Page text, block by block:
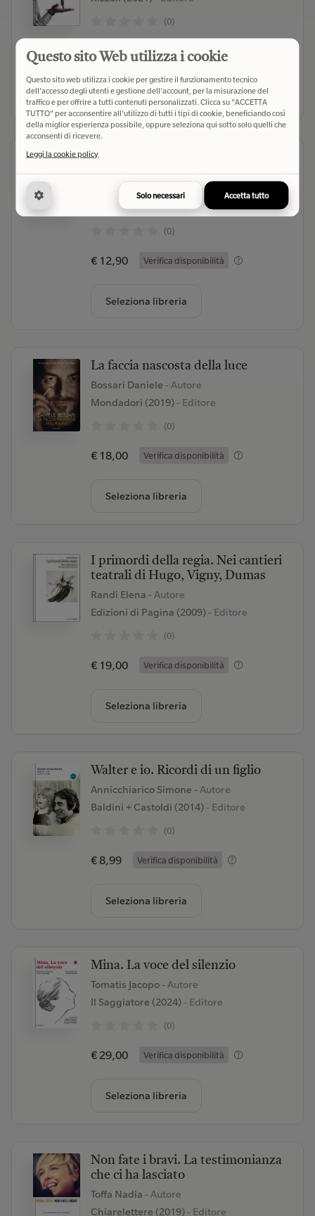
(0)
€ 13,50 Verifica disponibilità
Seleziona libreria
Dove finiscono le parole. Storia
Delogu Andrea
- Autore
Rai Libri (2024)- Editore
(0)
€ 12,90 Verifica disponibilità
Seleziona libreria
La faccia nascosta della luce
Bossari Daniele - Autore
Mondadori (2019)- Editore
(0)
€ 18,00 Verifica disponibilità
Seleziona libreria
I primordi della regia. Nei cantieri
teatrali di Hugo, Vigny, Dumas
Randi Elena - Autore
Edizioni di Pagina (2009)- Editore
(0)
€ 19,00 Verifica disponibilità
Seleziona libreria
Walter e io. Ricordi di un figlio
Annicchiarico Simone - Autore
Baldini + Castoldi (2014)- Editore
(0)
€ 8,99 Verifica disponibilità
Seleziona libreria
Mina. La voce del silenzio
Tomatis Jacopo - Autore
Il Saggiatore (2024)- Editore
(0)
€ 29,00 Verifica disponibilità
Seleziona libreria
Non fate i bravi. La testimonianza
che ci ha lasciato
Toffa Nadia - Autore
Chiarelettere (2019)- Editore
Questo sito Web utilizza i cookie
Questo sito web utilizza i cookie per gestire il funzionamento tecnico
dell'accesso degli utenti e gestione dell'account, per la misurazione del
traffico e per offrire a tutti contenuti personalizzati. Clicca su "ACCETTA
TUTTO" per acconsentire all'utilizzo di tutti i tipi di cookie, beneficiando così
della miglior esperienza possibile, oppure seleziona qui sotto solo quelli che
acconsenti di ricevere.
Leggi la cookie policy
Solo necessari Accetta tutto